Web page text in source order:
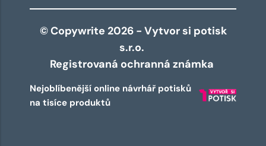
© Copywrite 2026 - Vytvor si potisk
s.r.o.
Registrovaná ochranná známka
Nejoblíbenější online návrhář potisků
na tisíce produktů